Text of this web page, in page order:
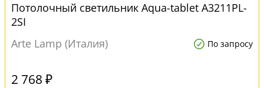
Потолочный светильник Aqua-tablet A3211PL-
2SI
Arte Lamp (Италия)
По запросу
2 768 ₽